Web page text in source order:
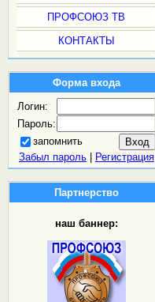
ПРОФСОЮЗ ТВ
КОНТАКТЫ
Форма входа
Логин:
Пароль:
запомнить
Забыл пароль| Регистрация
Партнерство
наш баннер: